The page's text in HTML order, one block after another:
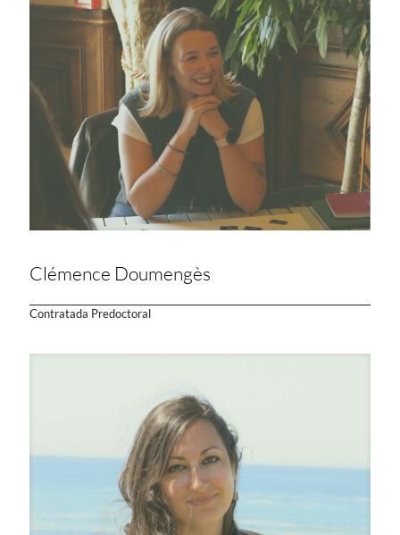
Clémence Doumengès
Contratada Predoctoral